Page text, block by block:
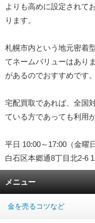
よりも高めに設定されて
ります。
札幌市内という地元密着
てネームバリューはあり
があるのでおすすめです。
宅配買取であれば、全国
ている方であっても利用
平日 10:00～17:00（金曜
白石区本郷通8丁目北2-6
メニュー
金を売るコツなど